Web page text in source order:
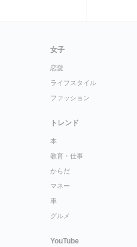
女子
恋愛
ライフスタイル
ファッション
トレンド
本
教育・仕事
からだ
マネー
車
グルメ
YouTube